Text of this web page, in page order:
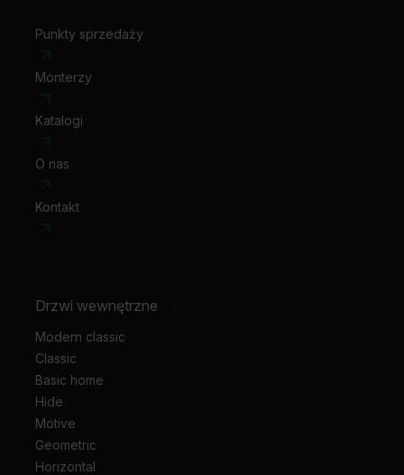
Punkty sprzedaży
Monterzy
Katalogi
O nas
Kontakt
Drzwi wewnętrzne -
Modern classic
Classic
Basic home
Hide
Motive
Geometric
Horizontal